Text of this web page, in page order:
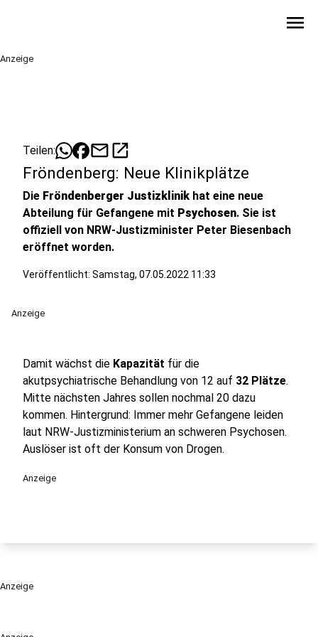
menu
Anzeige
Teilen: mailopen_in_new
Fröndenberg: Neue Klinikplätze
Die Fröndenberger Justizklinik hat eine neue
Abteilung für Gefangene mit Psychosen. Sie ist
offiziell von NRW-Justizminister Peter Biesenbach
eröffnet worden.
Veröffentlicht: Samstag, 07.05.2022 11:33
Anzeige
Damit wächst die Kapazität für die
akutpsychiatrische Behandlung von 12 auf 32 Plätze.
Mitte nächsten Jahres sollen nochmal 20 dazu
kommen. Hintergrund: Immer mehr Gefangene leiden
laut NRW-Justizministerium an schweren Psychosen.
Auslöser ist oft der Konsum von Drogen.
Anzeige
Anzeige